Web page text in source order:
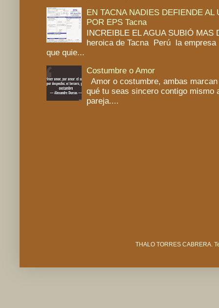
EN TACNA NADIES DEFIENDE
POR EPS Tacna
INCREIBLE EL AGUA SUBIÓ MAS
heroica de Tacna Perú la
que quie...
Costumbre o Amor
Amor o costumbre, ambas
qué tu seas sincero contigo mismo
pareja....
THALO TORRES CABRERA.